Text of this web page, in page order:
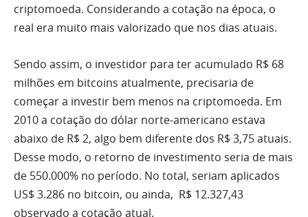
criptomoeda. Considerando a cotação na época, o
real era muito mais valorizado que nos dias atuais.
Sendo assim, o investidor para ter acumulado R$ 68
milhões em bitcoins atualmente, precisaria de
começar a investir bem menos na criptomoeda. Em
2010 a cotação do dólar norte-americano estava
abaixo de R$ 2, algo bem diferente dos R$ 3,75 atuais.
Desse modo, o retorno de investimento seria de mais
de 550.000% no período. No total, seriam aplicados
US$ 3.286 no bitcoin, ou ainda, R$ 12.327,43
observado a cotação atual.